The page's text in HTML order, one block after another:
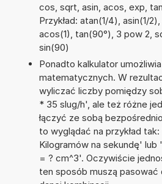
cos, sqrt, asin, acos, exp,
Przykład: atan(1/4), asin(1/
acos(1), tan(90°), 3 pow 2,
sin(90)
Ponadto kalkulator
matematycznych. W
wyliczać liczby pomiędzy
* 35 slug/h', ale też różne
łączyć ze sobą
to wyglądać na przykład
Kilogramów na sekundę'
= ? cm^3'. Oczywiście
ten sposób muszą